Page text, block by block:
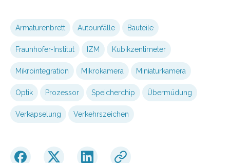
Armaturenbrett Autounfälle Bauteile
Fraunhofer-Institut IZM Kubikzentimeter
Mikrointegration Mikrokamera Miniaturkamera
Optik Prozessor Speicherchip Übermüdung
Verkapselung Verkehrszeichen